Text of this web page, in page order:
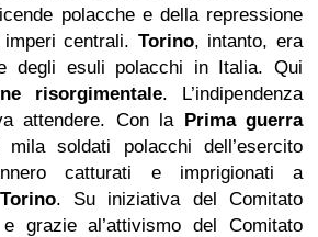
polacche e della repressione
centrali. Torino, intanto, era
degli esuli polacchi in Italia. Qui
risorgimentale. L’indipendenza
attendere. Con la Prima guerra
soldati polacchi dell’esercito
catturati e imprigionati a
Torino. Su iniziativa del Comitato
grazie al’attivismo del Comitato